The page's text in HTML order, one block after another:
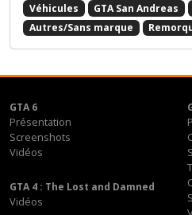
Véhicules GTA San Andreas
Autres/Sans marque
GTA 6
Présentation
Screenshots
Vidéos
GTA 4 : The Lost and Damned
Vidéos